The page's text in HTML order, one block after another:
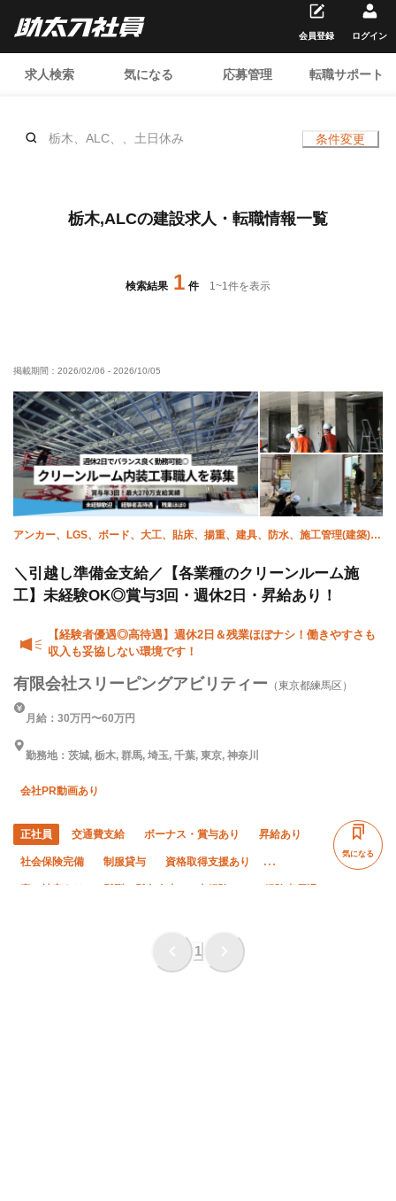
求人検索 気になる 応募管理 転職サポート
会員登録 ログイン
栃木、ALC、、土日休み 条件変更
栃木,ALCの建設求人・転職情報一覧
検索結果 1 件 1~1件を表示
掲載期間： 2026/02/06 - 2026/10/05
アンカー、LGS、ボード、大工、貼床、揚重、建具、防水、施工管理(建築)、
＼引越し準備金支給／【各業種のクリーンルーム施
工】未経験OK◎賞与3回・週休2日・昇給あり！
【経験者優遇◎高待遇】週休2日＆残業ほぼナシ！働きやすさも
収入も妥協しない環境です！
有限会社スリーピングアビリティー （東京都練馬区）
月給：30万円〜60万円
勤務地：茨城, 栃木, 群馬, 埼玉, 千葉, 東京, 神奈川
会社PR動画あり
正社員 交通費支給 ボーナス・賞与あり 昇給あり
社会保険完備 制服貸与 資格取得支援あり
寮・社宅あり 髪型・髪色自由 未経験OK 経験者優遇
残業月10時間以下
気になる
1